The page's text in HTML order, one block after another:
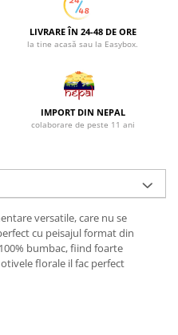
LIVRARE ÎN 24-48 DE ORE
la tine acasă sau la Easybox.
IMPORT DIN NEPAL
colaborare de peste 11 ani
versatile, care nu se
cu peisajul format din
bumbac, fiind foarte
florale il fac perfect